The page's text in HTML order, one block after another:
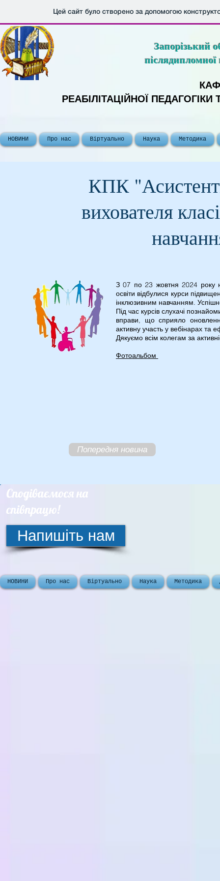
Цей сайт було створено за допомогою
Запорізький
післядипломної
РЕАБІЛІТАЦІЙНОЇ
НОВИНИ Про нас Віртуально Наука Методика
КПК
вихователя
З 07 по 23 жовтня 2024 року на
освіти відбулися курси
інклюзивним навчанням.
Під час курсів слухачі
вправи, що сприяло
активну участь у вебінарах та
Дякуємо всім колегам за
Фотоальбом
Попередня новина
Сподіваємося на
співпрацю!
Напишіть нам
НОВИНИ Про нас Віртуально Наука Методика